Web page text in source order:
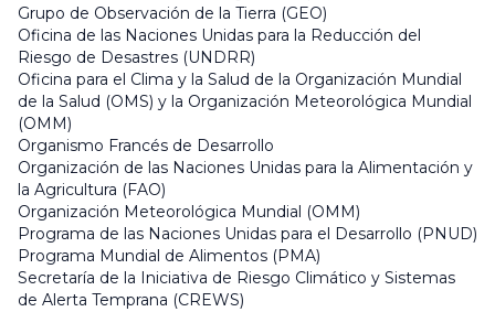
Grupo de Observación de la Tierra (GEO)
Oficina de las Naciones Unidas para la Reducción del
Riesgo de Desastres (UNDRR)
Oficina para el Clima y la Salud de la Organización Mundial
de la Salud (OMS) y la Organización Meteorológica Mundial
(OMM)
Organismo Francés de Desarrollo
Organización de las Naciones Unidas para la Alimentación y
la Agricultura (FAO)
Organización Meteorológica Mundial (OMM)
Programa de las Naciones Unidas para el Desarrollo (PNUD)
Programa Mundial de Alimentos (PMA)
Secretaría de la Iniciativa de Riesgo Climático y Sistemas
de Alerta Temprana (CREWS)